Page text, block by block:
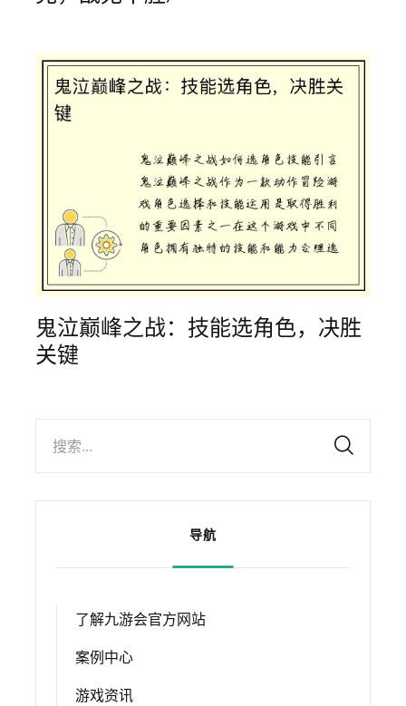
鬼泣巅峰之战：技能选角色，决胜
关键
搜索...
导航
了解九游会官方网站
案例中心
游戏资讯